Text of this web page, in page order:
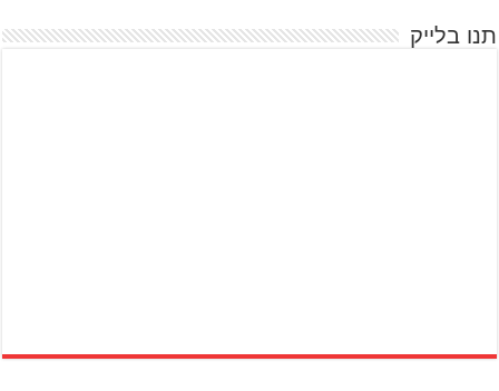
תנו בלייק